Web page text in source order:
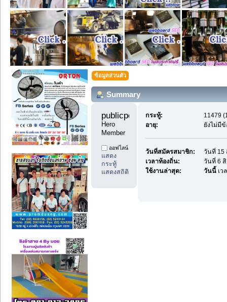
ข้อมูลส่วนตัว
Summary
publicpost99
Hero
Member
ออฟไลน์
แสดง
กระทู้
แสดงสถิติ
กระทู้:
11479
อายุ:
ยังไม่มี
วันที่สมัครสมาชิก:
วันที่ 15
เวลาท้องถิ่น:
วันที่ 6
ใช้งานล่าสุด:
วันนี้ เว